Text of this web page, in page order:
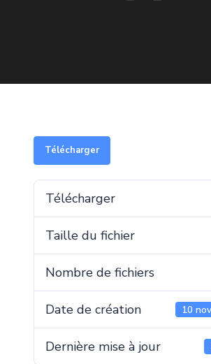
Télécharger
Télécharger
Taille du fichier
Nombre de fichiers
Date de création 10
Dernière mise à jour